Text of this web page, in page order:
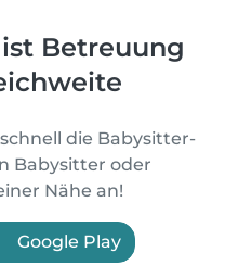
Betreuung
die Babysitter-
Babysitter oder
Nähe an!
Google Play